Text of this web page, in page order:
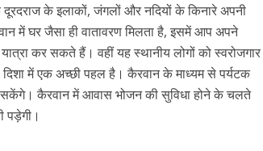
के इलाकों, जंगलों और नदियों के किनारे अपनी
में घर जैसा ही वातावरण मिलता है, इसमें आप अपने
कर सकते हैं। वहीं यह स्थानीय लोगों को स्वरोजगार
में एक अच्छी पहल है। कैरवान के माध्यम से पर्यटक
कैरवान में आवास भोजन की सुविधा होने के चलते
पड़ेगी।